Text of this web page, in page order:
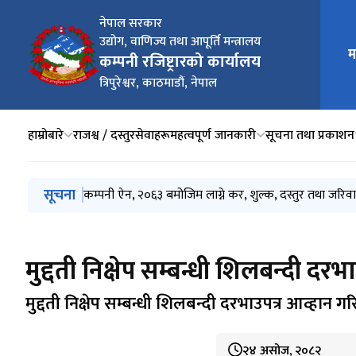
नेपाल सरकार
उद्योग, वाणिज्य तथा आपूर्ति मन्त्रालय
कम्पनी रजिष्ट्रारको कार्यालय
त्रिपुरेश्वर, काठमाडौं, नेपाल
मुख्य
हाम्रोबारे राजश्व / दस्तुरसेवाहरूमहत्वपूर्ण जानकारी सूचना तथा प्रकाशन
मुख्य नेभिगेसनमा जानुहोस्
सूचना प्रेस विज्ञप्ति -मिति २०८३/०३/०४
कम्पनी ऐन, २०६३ बमोजिम लाग्ने कर, शुल्क, दस्तुर तथा
कार्यालयको अनलाइन सेवा प्रवाह सुचारु रहेको सूचना ।।
असम्बन्धित व्यक्तिको प्रवेश निेषेध सम्बन्धी सूचना -
कम्पनी प्रशासन व्यवस्थापन सूचना प्रणाली CAMIS मा
मुद्दती निक्षेप सम्बन्धी शिलबन्दी
मुद्दती निक्षेप सम्बन्धी शिलबन्दी दरभाउपत्र आव्हान
२४ असोज, २०८२